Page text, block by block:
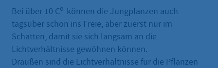
Bei über 10 Co können die Jungplanzen auch
tagsüber schon ins Freie, aber zuerst nur im
Schatten, damit sie sich langsam an die
Lichtverhältnisse gewöhnen können.
Draußen sind die Lichtverhältnisse für die Pflanzen